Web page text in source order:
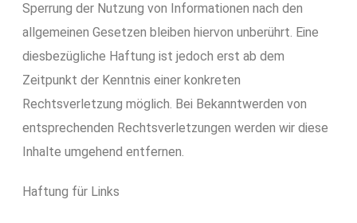
Sperrung der Nutzung von Informationen nach den
allgemeinen Gesetzen bleiben hiervon unberührt. Eine
diesbezügliche Haftung ist jedoch erst ab dem
Zeitpunkt der Kenntnis einer konkreten
Rechtsverletzung möglich. Bei Bekanntwerden von
entsprechenden Rechtsverletzungen werden wir diese
Inhalte umgehend entfernen.
Haftung für Links